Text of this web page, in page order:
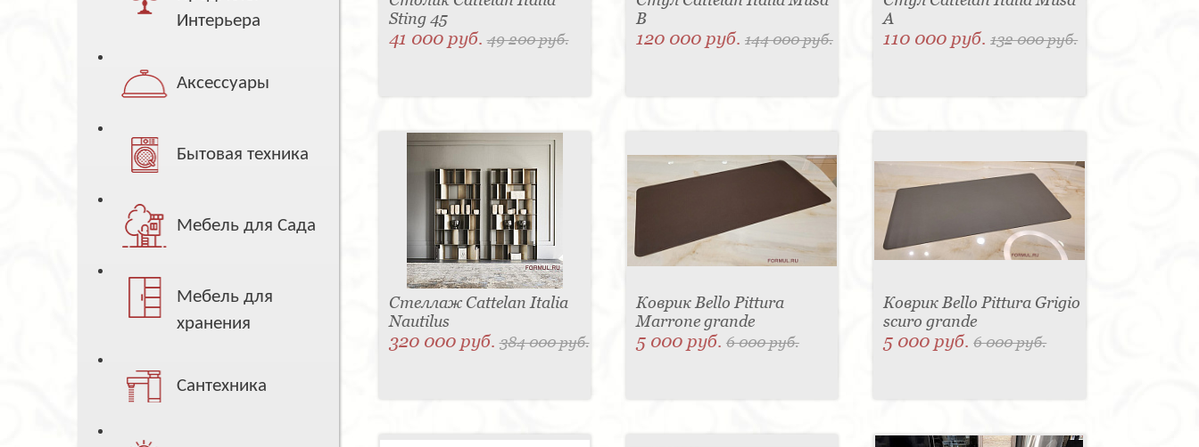
Интерьера
Аксессуары
Бытовая техника
Мебель для Сада
Мебель для
хранения
Сантехника
Sting 45
41 000 руб.49 200 руб.
B
120 000 руб. 144 000 руб.
A
110 000 руб.132 000 руб.
Стеллаж Cattelan Italia
Nautilus
320 000 руб.384 000 руб.
Коврик Bello Pittura
Marrone grande
5 000 руб. 6 000 руб.
Коврик Bello Pittura Grigio
scuro grande
5 000 руб.6 000 руб.